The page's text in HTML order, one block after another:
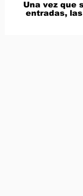
Una vez que
entradas,